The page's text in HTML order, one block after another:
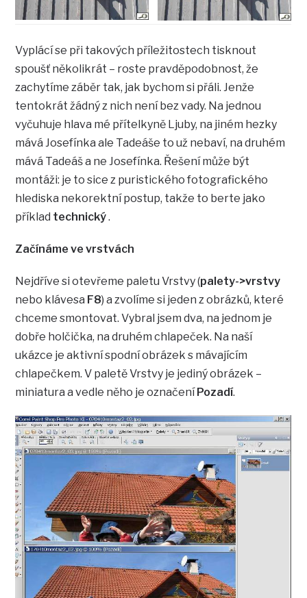
Vyplácí se při takových příležitostech tisknout
spoušť několikrát – roste pravděpodobnost, že
zachytíme záběr tak, jak bychom si přáli. Jenže
tentokrát žádný z nich není bez vady. Na jednou
vyčuhuje hlava mé přítelkyně Ljuby, na jiném hezky
mává Josefínka ale Tadeáše to už nebaví, na druhém
mává Tadeáš a ne Josefínka. Řešení může být
montáži: je to sice z puristického fotografického
hlediska nekorektní postup, takže to berte jako
příklad technický.
Začínáme ve vrstvách
Nejdříve si otevřeme paletu Vrstvy (palety->vrstvy
nebo klávesa F8) a zvolíme si jeden z obrázků, které
chceme smontovat. Vybral jsem dva, na jednom je
dobře holčička, na druhém chlapeček. Na naší
ukázce je aktivní spodní obrázek s mávajícím
chlapečkem. V paletě Vrstvy je jediný obrázek –
miniatura a vedle něho je označení Pozadí.